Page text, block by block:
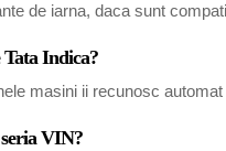
de iarna, daca sunt
Indica?
masini ii recunosc
VIN?